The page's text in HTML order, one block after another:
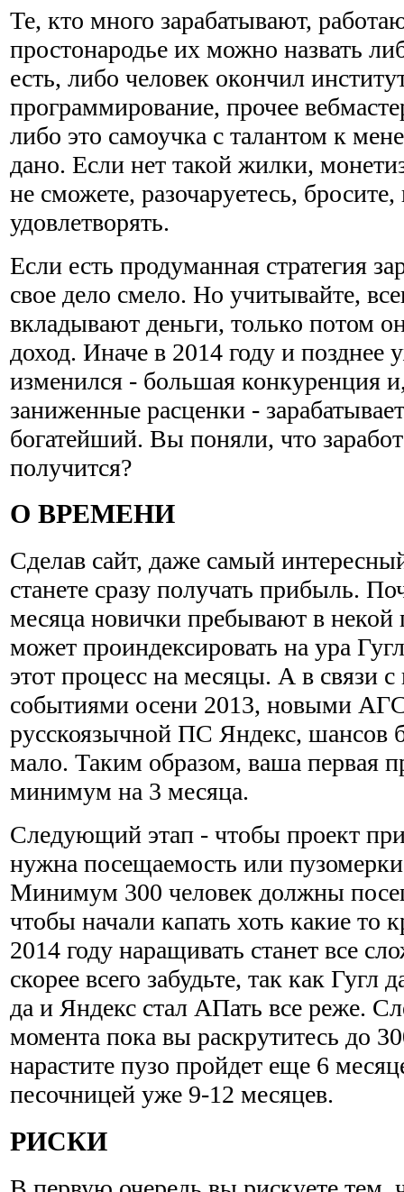
Те, кто много зарабатывают,
простонародье их можно назвать
есть, либо человек окончил
программирование, прочее
либо это самоучка с талантом к
дано. Если нет такой жилки,
не сможете, разочаруетесь,
удовлетворять.
Если есть продуманная стратегия
свое дело смело. Но учитывайте,
вкладывают деньги, только потом
доход. Иначе в 2014 году и позднее
изменился - большая конкуренция
заниженные расценки -
богатейший. Вы поняли, что
получится?
О ВРЕМЕНИ
Сделав сайт, даже самый
станете сразу получать прибыль.
месяца новички пребывают в некой
может проиндексировать на ура
этот процесс на месяцы. А в связи
событиями осени 2013, новыми
русскоязычной ПС Яндекс, шансов
мало. Таким образом, ваша первая
минимум на 3 месяца.
Следующий этап - чтобы проект
нужна посещаемость или
Минимум 300 человек должны
чтобы начали капать хоть какие то
2014 году наращивать станет все
скорее всего забудьте, так как Гугл
да и Яндекс стал АПать все реже.
момента пока вы раскрутитесь до
нарастите пузо пройдет еще 6
песочницей уже 9-12 месяцев.
РИСКИ